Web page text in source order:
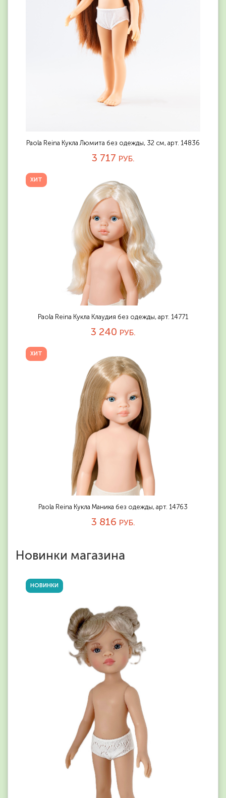
Paola Reina Кукла Люмита без одежды, 32 см, арт. 14836
3 717 РУБ.
ХИТ
Paola Reina Кукла Клаудия без одежды, арт. 14771
3 240 РУБ.
ХИТ
Paola Reina Кукла Маника без одежды, арт. 14763
3 816 РУБ.
Новинки магазина
НОВИНКИ